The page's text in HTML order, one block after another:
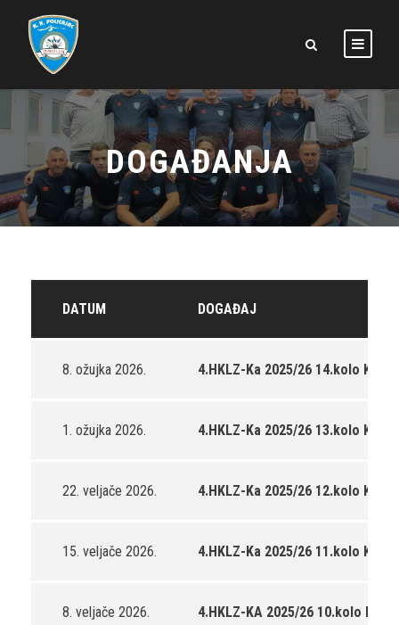
DOGAĐANJA
DATUM DOGAĐAJ
8. ožujka 2026. 4.HKLZ-Ka 2025/26 14.kolo KK
1. ožujka 2026. 4.HKLZ-Ka 2025/26 13.kolo KK
22. veljače 2026. 4.HKLZ-Ka 2025/26 12.kolo KK
15. veljače 2026. 4.HKLZ-Ka 2025/26 11.kolo KK
8. veljače 2026. 4.HKLZ-KA 2025/26 10.kolo KK